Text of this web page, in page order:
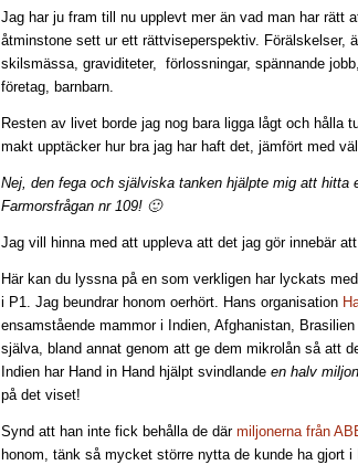
Jag har ju fram till nu upplevt mer än vad man har rätt
åtminstone sett ur ett rättviseperspektiv. Förälskelser,
skilsmässa, graviditeter, förlossningar, spännande
företag, barnbarn.
Resten av livet borde jag nog bara ligga lågt och hålla
makt upptäcker hur bra jag har haft det, jämfört med
Nej, den fega och själviska tanken hjälpte mig att hitta
Farmorsfrågan nr 109! 🙂
Jag vill hinna med att uppleva att det jag gör innebär
Här kan du lyssna på en som verkligen har lyckats
i P1. Jag beundrar honom oerhört. Hans organisation
ensamstående mammor i Indien, Afghanistan,
själva, bland annat genom att ge dem mikrolån så att
Indien har Hand in Hand hjälpt svindlande en halv
på det viset!
Synd att han inte fick behålla de där miljonerna från
honom, tänk så mycket större nytta de kunde ha gjort